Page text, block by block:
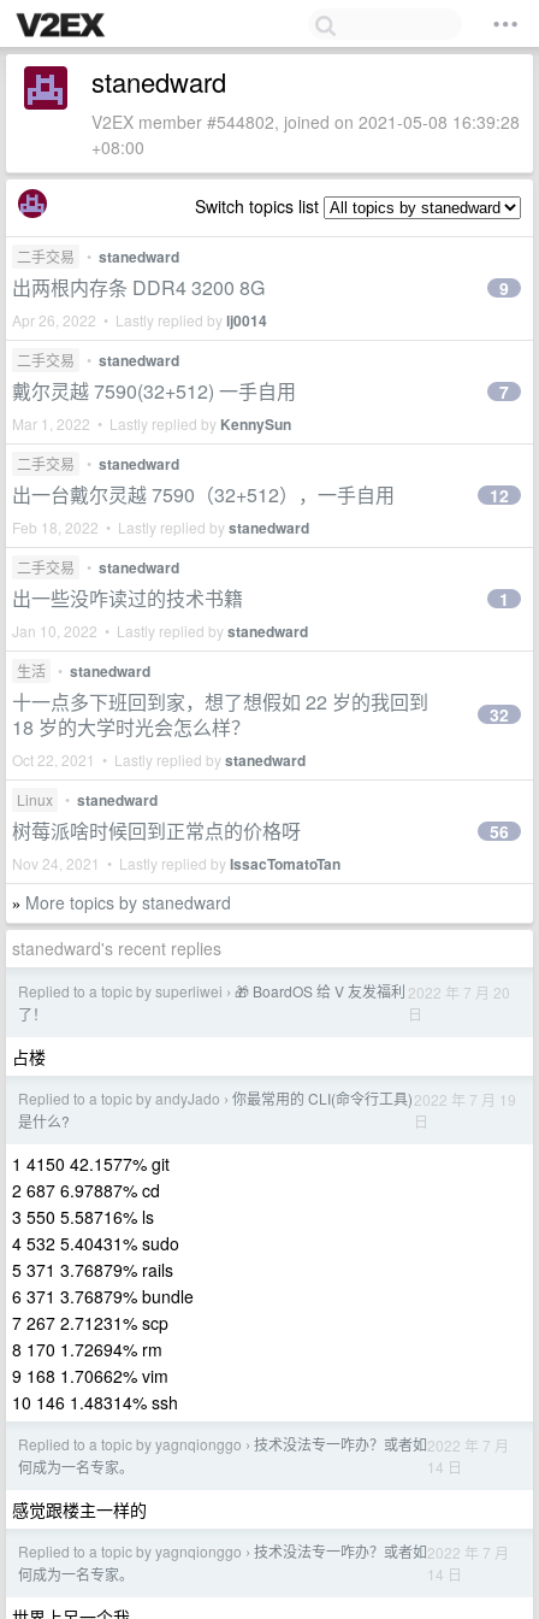
stanedward
V2EX member #544802, joined on 2021-05-08 16:39:28
+08:00
Switch topics list
二手交易 • stanedward
出两根内存条 DDR4 3200 8G
Apr 26, 2022 • Lastly replied bylj0014
9
二手交易 • stanedward
戴尔灵越 7590(32+512) 一手自用
Mar 1, 2022 • Lastly replied by KennySun
7
二手交易 • stanedward
出一台戴尔灵越 7590（32+512），一手自用
Feb 18, 2022 • Lastly replied bystanedward
12
二手交易 • stanedward
出一些没咋读过的技术书籍
Jan 10, 2022 • Lastly replied bystanedward
1
生活 • stanedward
十一点多下班回到家，想了想假如 22 岁的我回到
18 岁的大学时光会怎么样？
Oct 22, 2021 • Lastly replied bystanedward
32
Linux • stanedward
树莓派啥时候回到正常点的价格呀
Nov 24, 2021 • Lastly replied byIssacTomatoTan
56
» More topics by stanedward
stanedward's recent replies
Replied to a topic by superliwei › 🎁 BoardOS 给 V 友发福利
了！
2022 年 7 月 20
日
占楼
Replied to a topic by andyJado › 你最常用的 CLI(命令行工具)
是什么?
2022 年 7 月 19
日
1 4150 42.1577% git
2 687 6.97887% cd
3 550 5.58716% ls
4 532 5.40431% sudo
5 371 3.76879% rails
6 371 3.76879% bundle
7 267 2.71231% scp
8 170 1.72694% rm
9 168 1.70662% vim
10 146 1.48314% ssh
Replied to a topic by yagnqionggo › 技术没法专一咋办？或者如
何成为一名专家。
2022 年 7 月
14 日
感觉跟楼主一样的
Replied to a topic by yagnqionggo › 技术没法专一咋办？或者如
何成为一名专家。
2022 年 7 月
14 日